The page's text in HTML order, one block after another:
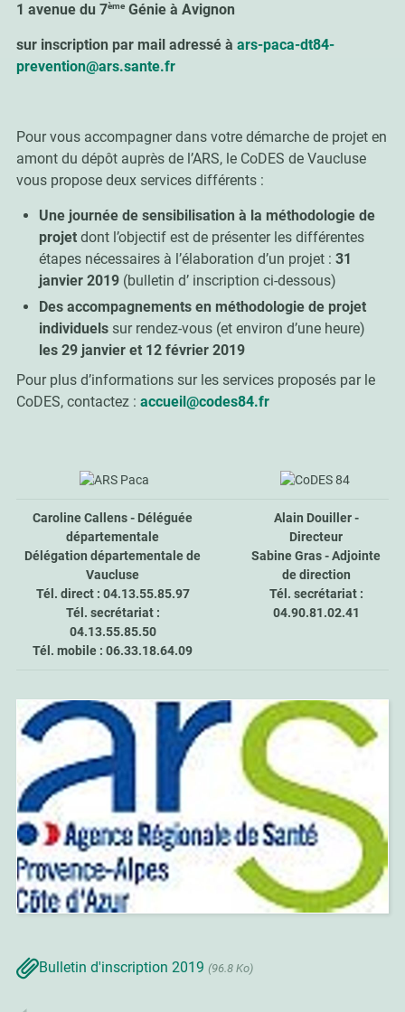
1 avenue du 7èmeGénie à Avignon
sur inscription par mail adressé à ars-paca-dt84-
prevention@ars.sante.fr
Pour vous accompagner dans votre démarche de projet en
amont du dépôt auprès de l’ARS, le CoDES de Vaucluse
vous propose deux services différents :
Une journée de sensibilisation à la méthodologie de
projet dont l’objectif est de présenter les différentes
étapes nécessaires à l’élaboration d’un projet : 31
janvier 2019 (bulletin d’ inscription ci-dessous)
Des accompagnements en méthodologie de projet
individuelssur rendez-vous (et environ d’une heure)
les 29 janvier et 12 février 2019
Pour plus d’informations sur les services proposés par le
CoDES, contactez : accueil@codes84.fr
Caroline Callens - Déléguée
départementale
Délégation départementale de
Vaucluse
Tél. direct : 04.13.55.85.97
Tél. secrétariat :
04.13.55.85.50
Tél. mobile : 06.33.18.64.09
Alain Douiller -
Directeur
Sabine Gras - Adjointe
de direction
Tél. secrétariat :
04.90.81.02.41
Bulletin d'inscription 2019 (96.8 Ko)